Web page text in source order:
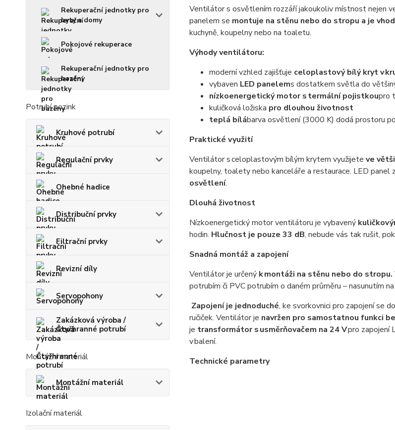
Rekuperační jednotky pro
byty a domy
Pokojové rekuperace
Rekuperační jednotky pro
bazény
Potrubí pozink
Kruhové potrubí
Regulační prvky
Ohebné hadice
Distribuční prvky
Filtrační prvky
Revizní díly
Servopohony
Zakázková výroba /
Čtyřhranné potrubí
Montážní materiál
Montážní materiál
Izolační materiál
Ventilátor s osvětlením rozzáří jakoukoliv místnost nejen
panelem se montuje na stěnu nebo do stropu a je
kuchyně, koupelny nebo na toaletu.
Výhody ventilátoru:
moderní vzhled zajišťuje celoplastový bílý kryt v
vybaven LED panelems dostatkem světla do
nízkoenergetický motor s termální pojistkoupro
kuličková ložiska pro dlouhou životnost
teplá bílábarva osvětlení (3000 K) dodá prostoru
Praktické využití
Ventilátor s celoplastovým bílým krytem využijete ve
koupelny, toalety nebo kanceláře a restaurace. LED
osvětlení.
Dlouhá životnost
Nízkoenergetický motor ventilátoru je vybavený
hodin. Hlučnost je pouze 33 dB, nebude vás tak rušit,
Snadná montáž a zapojení
Ventilátor je určený k montáži na stěnu nebo do stropu.
potrubím či PVC potrubím o daném průměru – nasunutím
Zapojení je jednoduché, ke svorkovnici pro zapojení se
ručiček. Ventilátor je navržen pro samostatnou funkci
je transformátor s usměrňovačem na 24 Vpro zapojení
v balení.
Technické parametry